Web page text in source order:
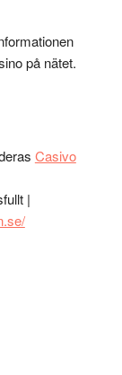
på nätet.
Casivo
|